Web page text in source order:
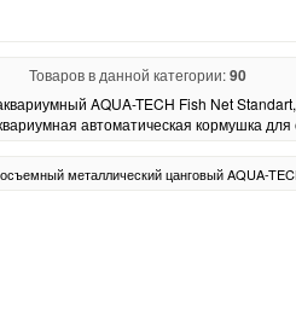
Товаров в данной категории:90
AQUA-TECH Fish Net
автоматическая кормушка
металлический цанговый AQUA-